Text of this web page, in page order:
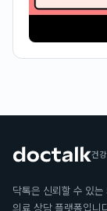
건
닥톡은 신뢰할 수 있
의료 상담 플랫폼입니